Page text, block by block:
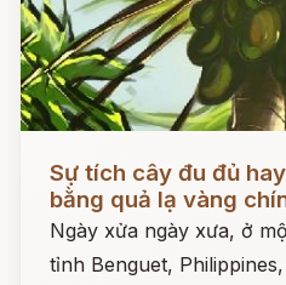
Sự tích cây đu đủ
bằng quả lạ vàng
Ngày xửa ngày xưa, ở
tỉnh Benguet,